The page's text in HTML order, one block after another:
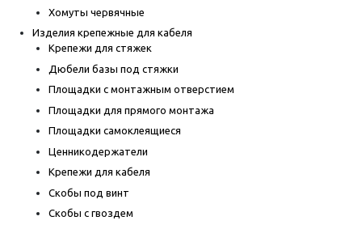
Хомуты червячные
Изделия крепежные для кабеля
Крепежи для стяжек
Дюбели базы под стяжки
Площадки с монтажным отверстием
Площадки для прямого монтажа
Площадки самоклеящиеся
Ценникодержатели
Крепежи для кабеля
Скобы под винт
Скобы с гвоздем